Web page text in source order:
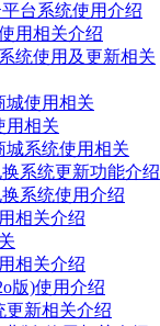
台系统使用介绍
用相关介绍
统使用及更新相关
城使用相关
用相关
城系统使用相关
系统更新功能介绍
系统使用介绍
相关介绍
相关介绍
版)使用介绍
更新相关介绍